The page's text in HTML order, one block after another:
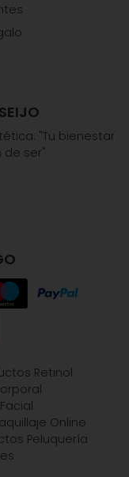
"Tu bienestar
de ser"
Retinol
Online
Peluquería